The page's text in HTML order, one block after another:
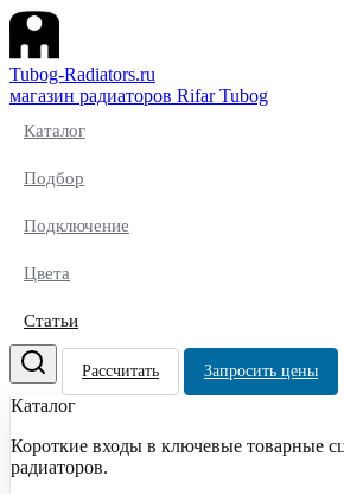
Tubog-Radiators.ru
магазин радиаторов Rifar Tubog
Каталог
Подбор
Подключение
Цвета
Статьи
Рассчитать Запросить цены
Каталог
Короткие входы в ключевые товарные
радиаторов.